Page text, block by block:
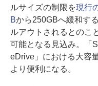
ルサイズの制限を現行
Bから250GBへ緩和す
ルアウトされるとのこ
可能となる見込み。「
eDrive」における大容
より便利になる。